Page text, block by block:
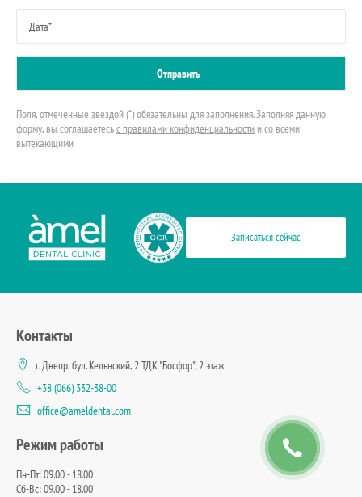
Поля, отмеченные звездой (*) обязательны для заполнения. Заполняя данную
форму, вы соглашаетесьс правилами конфиденциальности и со всеми
вытекающими
Записаться сейчас
Контакты
г. Днепр, бул. Кельнский, 2 ТДК "Босфор", 2 этаж
+38 (066) 332-38-00
office@ameldental.com
Режим работы
Пн-Пт: 09.00 - 18.00
Сб-Вс: 09.00 - 18.00